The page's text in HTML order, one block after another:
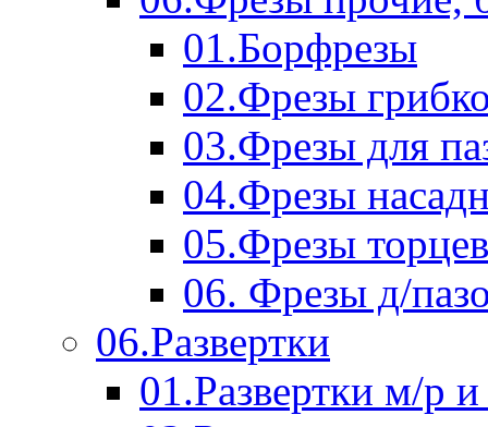
01.Борфрезы
02.Фрезы
03.Фрезы для
04.Фрезы
05.Фрезы
06. Фрезы д/
06.Развертки
01.Развертки м/р